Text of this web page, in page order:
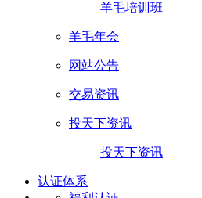
羊毛培训班
羊毛年会
网站公告
交易资讯
投天下资讯
投天下资讯
认证体系